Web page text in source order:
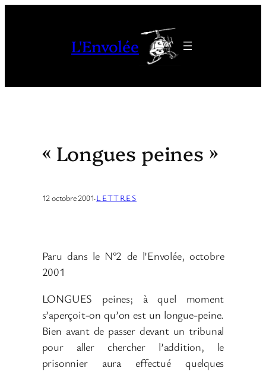
L'Envolée
« Longues peines »
12 octobre 2001·LETTRES
Paru dans le N°2 de l’Envolée, octobre
2001
LONGUES peines; à quel moment
s’aperçoit-on qu’on est un longue-peine.
Bien avant de passer devant un tribunal
pour aller chercher l’addition, le
prisonnier aura effectué quelques